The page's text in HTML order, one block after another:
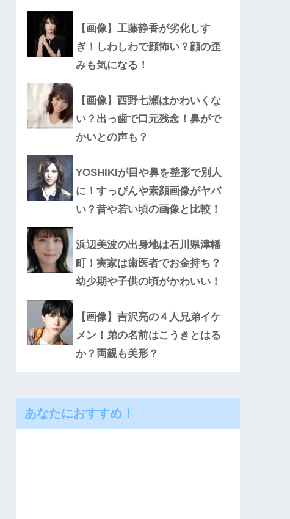
【画像】工藤静香が劣化しす
ぎ！しわしわで顔怖い？顔の歪
みも気になる！
【画像】西野七瀬はかわいくな
い？出っ歯で口元残念！鼻がで
かいとの声も？
YOSHIKIが目や鼻を整形で別人
に！すっぴんや素顔画像がヤバ
い？昔や若い頃の画像と比較！
浜辺美波の出身地は石川県津幡
町！実家は歯医者でお金持ち？
幼少期や子供の頃がかわいい！
【画像】吉沢亮の４人兄弟イケ
メン！弟の名前はこうきとはる
か？両親も美形？
あなたにおすすめ！